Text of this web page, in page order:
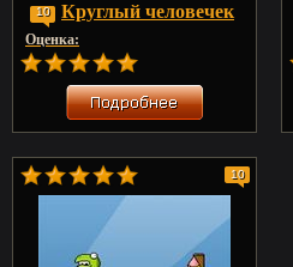
10 Круглый человечек
Оценка:
10